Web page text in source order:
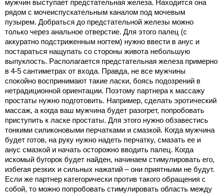
мужчин выступает предстательная железа. Находится она
рядом с мочеиспускательным каналом под мочевым
пузырем. Добраться до предстательной железы можно
только через анальное отверстие. Для этого палец (с
аккуратно подстриженным ногтем) нужно ввести в анус и
постараться нащупать со стороны живота небольшую
выпуклость. Располагается предстательная железа примерно
в 4-5 сантиметрах от входа. Правда, не все мужчины
спокойно воспринимают такие ласки, боясь подозрений в
нетрадиционной ориентации. Поэтому партнера к массажу
простаты нужно подготовить. Например, сделать эротический
массаж, а когда ваш мужчина будет разогрет, попробовать
приступить к ласке простаты. Для этого нужно обзавестись
тонкими силиконовыми перчатками и смазкой. Когда мужчина
будет готов, на руку нужно надеть перчатку, смазать ее и
анус смазкой и начать осторожно вводить палец. Когда
искомый бугорок будет найден, начинаем стимулировать его,
избегая резких и сильных нажатий – они приятными не будут.
Если же партнер категорически против такого обращения с
собой, то можно попробовать стимулировать область между